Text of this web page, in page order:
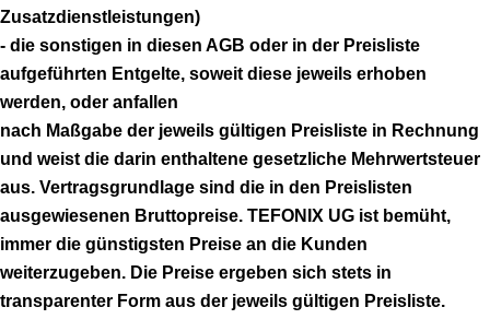
Zusatzdienstleistungen)
- die sonstigen in diesen AGB oder in der Preisliste
aufgeführten Entgelte, soweit diese jeweils erhoben
werden, oder anfallen
nach Maßgabe der jeweils gültigen Preisliste in Rechnung
und weist die darin enthaltene gesetzliche Mehrwertsteuer
aus. Vertragsgrundlage sind die in den Preislisten
ausgewiesenen Bruttopreise. TEFONIX UG ist bemüht,
immer die günstigsten Preise an die Kunden
weiterzugeben. Die Preise ergeben sich stets in
transparenter Form aus der jeweils gültigen Preisliste.